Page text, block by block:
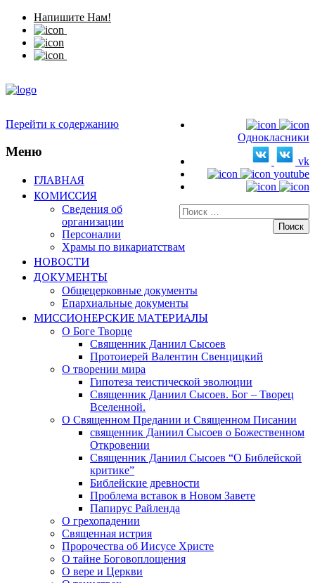
Напишите Нам!
Однокласники
vk
youtube
Искать:
Перейти к содержанию
Меню
ГЛАВНАЯ
КОМИССИЯ
Сведения об
организации
Персоналии
Храмы по викариатствам
НОВОСТИ
ДОКУМЕНТЫ
Общецерковные документы
Епархиальные документы
МИССИОНЕРСКИЕ МАТЕРИАЛЫ
О Боге Творце
Священник Даниил Сысоев
Протоиерей Валентин Свенцицкий
О творении мира
Гипотеза теистической эволюции
Священник Даниил Сысоев. Бог – Творец
Вселенной.
О Священном Предании и Священном Писании
священник Даниил Сысоев о Божественном
Откровении
Священник Даниил Сысоев “О Библейской
критике”
Библейские древности
Проблема вставок в Новом Завете
Папирус Райленда
О грехопадении
Священная истрия
Пророчества об Иисусе Христе
О тайне Боговоплощения
О вере и Церкви